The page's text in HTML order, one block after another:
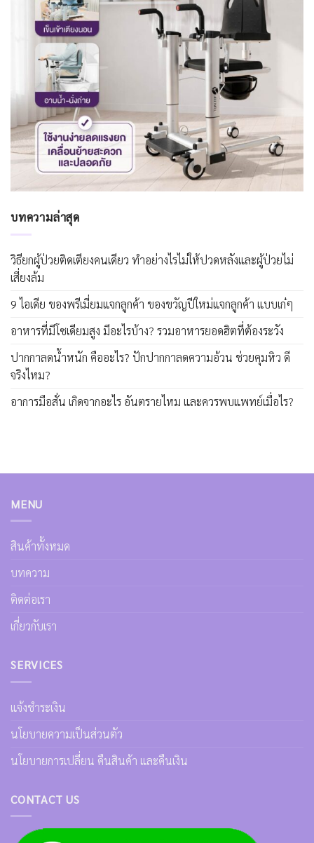
บทความล่าสุด
วิธียกผู้ป่วยติดเตียงคนเดียว ทำอย่างไรไม่ให้ปวดหลังและผู้ป่วยไม่
เสี่ยงล้ม
9 ไอเดีย ของพรีเมี่ยมแจกลูกค้า ของขวัญปีใหม่แจกลูกค้า แบบเก๋ๆ
อาหารที่มีโซเดียมสูง มีอะไรบ้าง? รวมอาหารยอดฮิตที่ต้องระวัง
ปากกาลดน้ำหนัก คืออะไร? ปักปากกาลดความอ้วน ช่วยคุมหิว ดี
จริงไหม?
อาการมือสั่น เกิดจากอะไร อันตรายไหม และควรพบแพทย์เมื่อไร?
MENU
สินค้าทั้งหมด
บทความ
ติดต่อเรา
เกี่ยวกับเรา
SERVICES
แจ้งชำระเงิน
นโยบายความเป็นส่วนตัว
นโยบายการเปลี่ยน คืนสินค้า และคืนเงิน
CONTACT US